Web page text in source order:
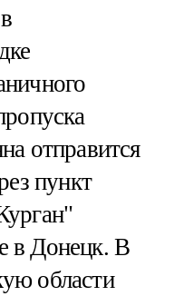
отправится
пункт
в Донецк. В
области